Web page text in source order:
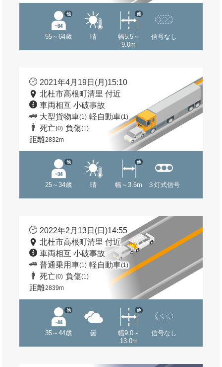
55～64歳
他
晴
幅5.5～
9.0m
他
信号なし
2021年4月19日(月)15:10
北杜市高根町清里 付近
車両相互 小破事故
大型貨物車(1) 軽自動車(1)
死亡(0) 負傷(1)
距離2832m
25～34歳
他
晴 幅～3.5m
他
３灯式信号
2022年2月13日(日)14:55
北杜市高根町清里 付近
車両相互 小破事故
普通乗用車(1) 軽自動車(1)
死亡(0) 負傷(1)
距離2839m
35～44歳
他
曇
幅9.0～
13.0m
他
信号なし